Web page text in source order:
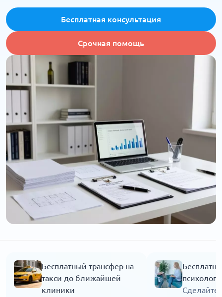
Бесплатная консультация
Срочная помощь
Бесплатный трансфер на
такси до ближайшей
клиники
психолога
Сделайте